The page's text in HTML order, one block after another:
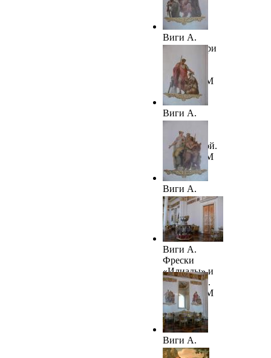
Виги А.
Ахиллес при
дворе царя
Ликомеда.
1820-е. ГРМ
Виги А.
Прощание
Гектора с
Андромахой.
1820-е. ГРМ
Виги А.
Парис и
Елена. 1820-е.
ГРМ
Виги А.
Фрески
«Илиады» и
«Одиссеи».
1820-е. ГРМ
Виги А.
Фрески